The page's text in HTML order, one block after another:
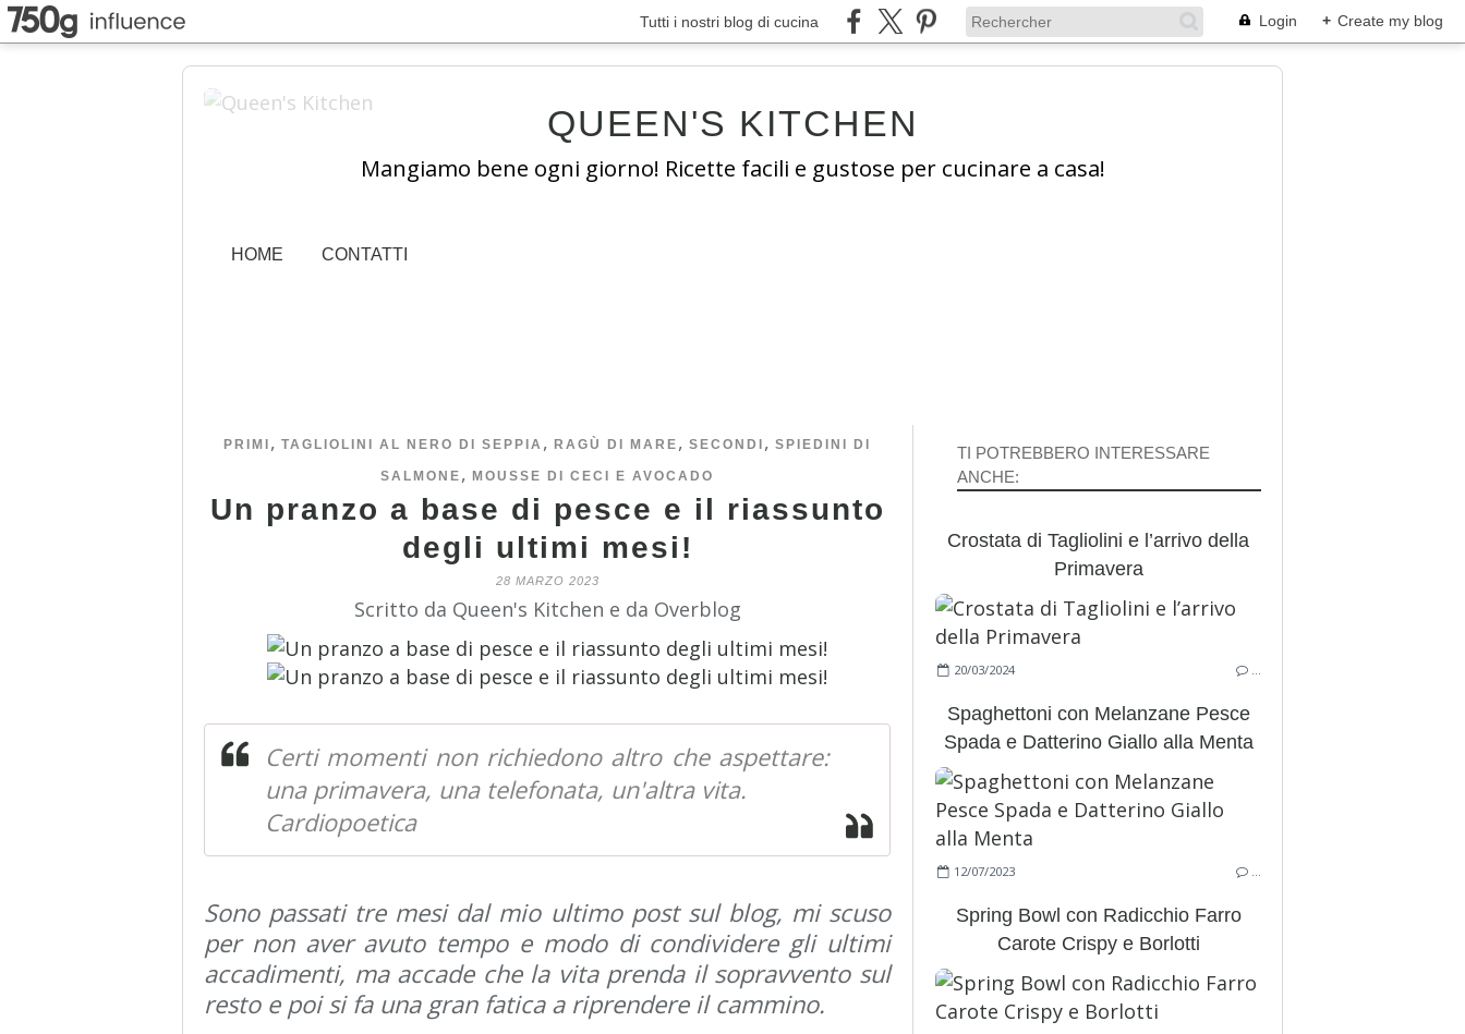
Tutti i nostri blog di cucina Login + Create my blog
QUEEN'S KITCHEN
Mangiamo bene ogni giorno! Ricette facili e gustose per cucinare a casa!
HOME CONTATTI
PRIMI , TAGLIOLINI AL NERO DI SEPPIA , RAGÙ DI MARE , SECONDI , SPIEDINI DI
SALMONE , MOUSSE DI CECI E AVOCADO
Un pranzo a base di pesce e il riassunto
degli ultimi mesi!
28 MARZO 2023
Scritto da Queen's Kitchen e da Overblog
Certi momenti non richiedono altro che aspettare:
una primavera, una telefonata, un'altra vita.
Cardiopoetica
Sono passati tre mesi dal mio ultimo post sul blog, mi scuso
per non aver avuto tempo e modo di condividere gli ultimi
accadimenti, ma accade che la vita prenda il sopravvento sul
resto e poi si fa una gran fatica a riprendere il cammino.
TI POTREBBERO INTERESSARE
ANCHE:
Crostata di Tagliolini e l’arrivo della
Primavera
20/03/2024
Spaghettoni con Melanzane Pesce
Spada e Datterino Giallo alla Menta
12/07/2023
Spring Bowl con Radicchio Farro
Carote Crispy e Borlotti